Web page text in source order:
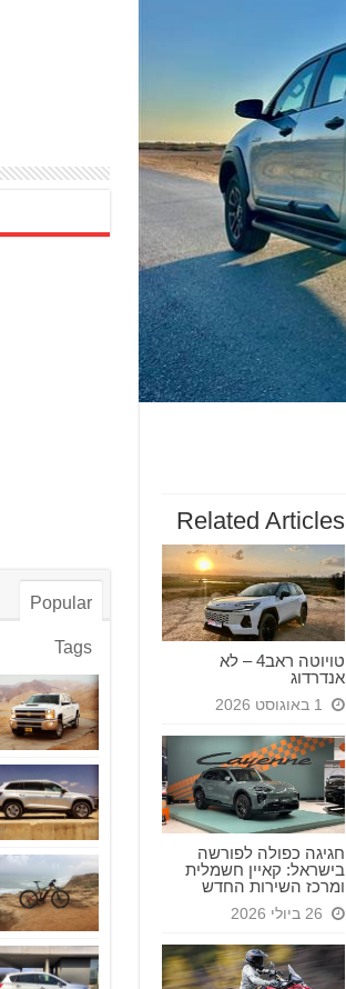
Related Articles
טויוטה ראב4 – לא
אנדרדוג
1 באוגוסט 2026
חגיגה כפולה לפורשה
בישראל: קאיין חשמלית
ומרכז השירות החדש
26 ביולי 2026
Popular
Tags